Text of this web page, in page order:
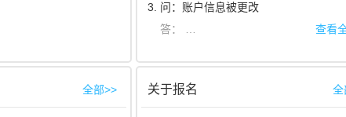
3. 问：账户信息被更改
同学您好，您可以把截图发送到
查看
全部>> 关于报名 全